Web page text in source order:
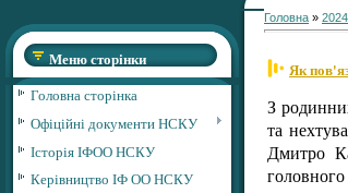
Меню сторінки
Головна сторінка
Офіційні документи НСКУ
Історія ІФОО НСКУ
Керівництво ІФ ОО НСКУ
Головна » 2024
Як
З
та
Дмитро